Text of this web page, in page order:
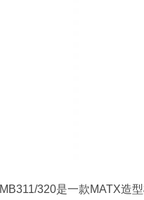
MB311/320是一款MATX造